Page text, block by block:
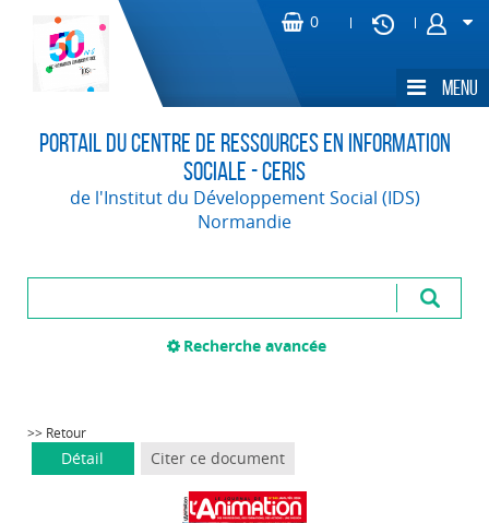
Portail du Centre de Ressources en Information
Sociale - CERIS
de l'Institut du Développement Social (IDS)
Normandie
Recherche avancée
>> Retour
Détail Citer ce document